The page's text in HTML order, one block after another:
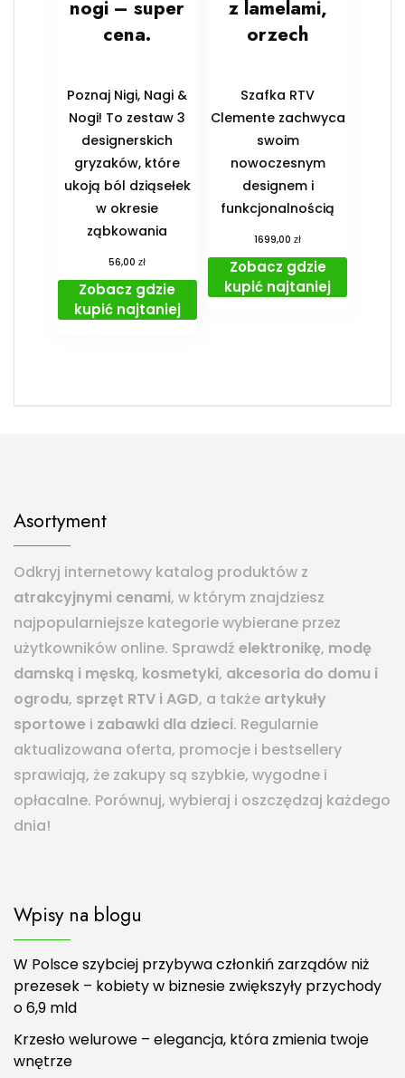
nogi – super
cena.
Poznaj Nigi, Nagi &
Nogi! To zestaw 3
designerskich
gryzaków, które
ukoją ból dziąsełek
w okresie
ząbkowania
56,00zł
Zobacz gdzie
kupić najtaniej
z lamelami,
orzech
Szafka RTV
Clemente zachwyca
swoim
nowoczesnym
designem i
funkcjonalnością
1699,00zł
Zobacz gdzie
kupić najtaniej
Asortyment
Odkryj internetowy katalog produktów z
atrakcyjnymi cenami, w którym znajdziesz
najpopularniejsze kategorie wybierane przez
użytkowników online. Sprawdź elektronikę, modę
damską i męską, kosmetyki, akcesoria do domu i
ogrodu, sprzęt RTV i AGD, a także artykuły
sportowe i zabawki dla dzieci. Regularnie
aktualizowana oferta, promocje i bestsellery
sprawiają, że zakupy są szybkie, wygodne i
opłacalne. Porównuj, wybieraj i oszczędzaj każdego
dnia!
Wpisy na blogu
W Polsce szybciej przybywa członkiń zarządów niż
prezesek – kobiety w biznesie zwiększyły przychody
o 6,9 mld
Krzesło welurowe – elegancja, która zmienia twoje
wnętrze